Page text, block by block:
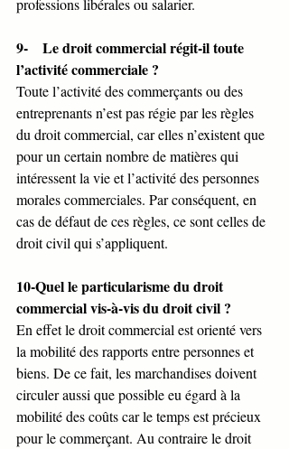
professions libérales ou salarier.
9-    Le droit commercial régit-il toute
l’activité commerciale ?
Toute l’activité des commerçants ou des
entreprenants n’est pas régie par les règles
du droit commercial, car elles n’existent que
pour un certain nombre de matières qui
intéressent la vie et l’activité des personnes
morales commerciales. Par conséquent, en
cas de défaut de ces règles, ce sont celles de
droit civil qui s’appliquent.
10-Quel le particularisme du droit
commercial vis-à-vis du droit civil ?
En effet le droit commercial est orienté vers
la mobilité des rapports entre personnes et
biens. De ce fait, les marchandises doivent
circuler aussi que possible eu égard à la
mobilité des coûts car le temps est précieux
pour le commerçant. Au contraire le droit